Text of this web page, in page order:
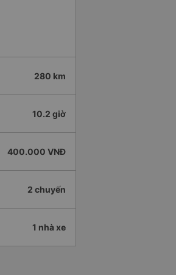
280 km
10.2 giờ
400.000 VNĐ
2 chuyến
1 nhà xe